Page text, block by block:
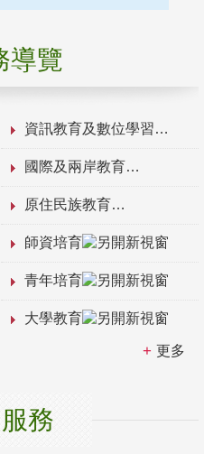
導覽
資訊教育及數位學習
國際及兩岸教育
原住民族教育
師資培育
青年培育
大學教育
更多
務